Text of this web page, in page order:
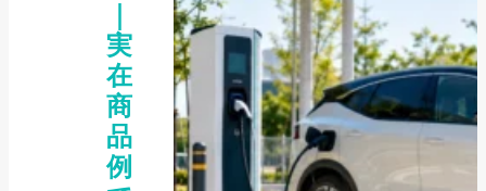
実
在
商
品
例